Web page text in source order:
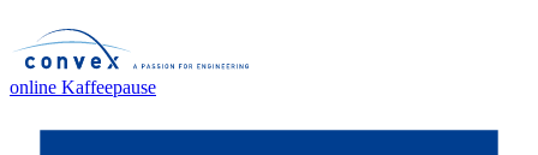
online Kaffeepause